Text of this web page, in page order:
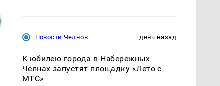
Новости Челнов день назад
К юбилею города в Набережных
Челнах запустят площадку «Лето с
МТС»